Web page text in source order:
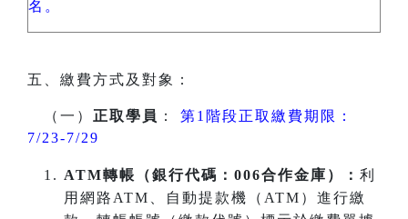
名。
五、繳費方式及對象：
（一） 正取學員 ： 第1階段正取繳費期限：
7/23-7/29
ATM轉帳（銀行代碼：006合作金庫）： 利
用網路ATM、自動提款機（ATM）進行繳